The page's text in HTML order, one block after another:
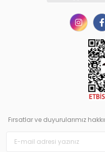
Fırsatlar ve duyurularımız